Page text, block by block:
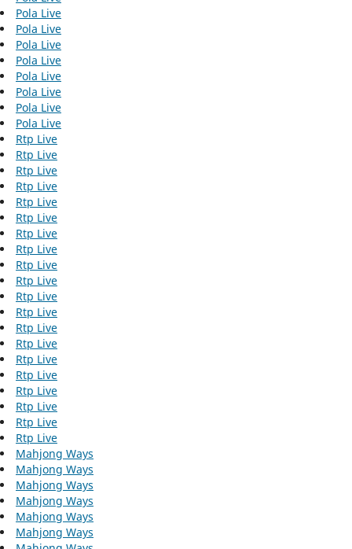
Pola Live
Pola Live
Pola Live
Pola Live
Pola Live
Pola Live
Pola Live
Pola Live
Rtp Live
Rtp Live
Rtp Live
Rtp Live
Rtp Live
Rtp Live
Rtp Live
Rtp Live
Rtp Live
Rtp Live
Rtp Live
Rtp Live
Rtp Live
Rtp Live
Rtp Live
Rtp Live
Rtp Live
Rtp Live
Rtp Live
Rtp Live
Mahjong Ways
Mahjong Ways
Mahjong Ways
Mahjong Ways
Mahjong Ways
Mahjong Ways